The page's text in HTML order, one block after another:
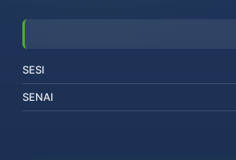
SESI
SENAI